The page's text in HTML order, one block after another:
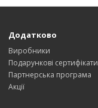
Додатково
Виробники
Подарункові сертифікати
Партнерська програма
Акції